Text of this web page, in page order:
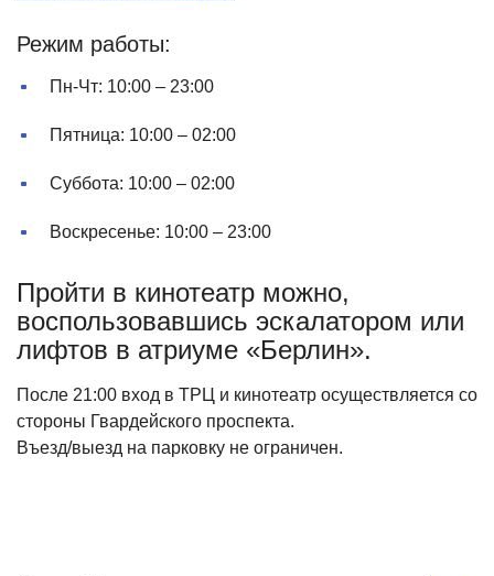
Режим работы:
Пн-Чт: 10:00 – 23:00
Пятница: 10:00 – 02:00
Суббота: 10:00 – 02:00
Воскресенье: 10:00 – 23:00
Пройти в кинотеатр можно,
воспользовавшись эскалатором или
лифтов в атриуме «Берлин».
После 21:00 вход в ТРЦ и кинотеатр осуществляется со
стороны Гвардейского проспекта.
Въезд/выезд на парковку не ограничен.